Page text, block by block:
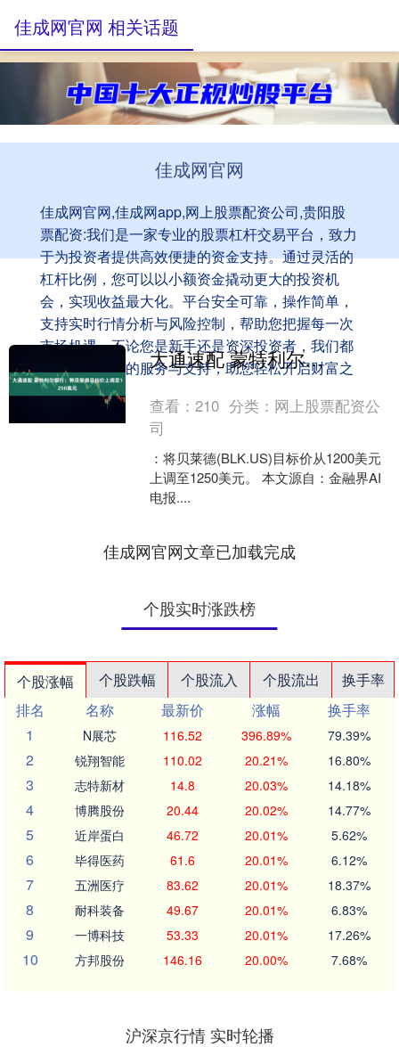
佳成网官网
佳成网官网,佳成网app,网上股票配资公司,贵阳股
票配资:我们是一家专业的股票杠杆交易平台，致力
于为投资者提供高效便捷的资金支持。通过灵活的
杠杆比例，您可以以小额资金撬动更大的投资机
会，实现收益最大化。平台安全可靠，操作简单，
支持实时行情分析与风险控制，帮助您把握每一次
市场机遇。不论您是新手还是资深投资者，我们都
为您提供专业的服务与支持，助您轻松开启财富之
旅。
佳成网官网 相关话题
大通速配 蒙特利尔银行：将贝莱德目标价上调至1250美元
查看：210 分类： 网上股票配资公
司
：将贝莱德(BLK.US)目标价从1200美元
上调至1250美元。 本文源自：金融界AI
电报....
佳成网官网文章已加载完成
个股实时涨跌榜
个股涨幅 个股跌幅 个股流入 个股流出
换手率
排名
名称 最新价 涨幅
换手率
1
N展芯 116.52 396.89% 79.39%
2 锐翔智能 110.02 20.21% 16.80%
3 志特新材 14.8 20.03% 14.18%
4 博腾股份 20.44 20.02% 14.77%
5 近岸蛋白 46.72 20.01% 5.62%
6 毕得医药 61.6 20.01% 6.12%
7 五洲医疗 83.62 20.01% 18.37%
8 耐科装备 49.67 20.01% 6.83%
9 一博科技 53.33 20.01% 17.26%
10 方邦股份 146.16 20.00% 7.68%
沪深京行情 实时轮播